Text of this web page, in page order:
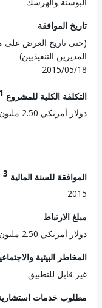
الموافقة
تاريخ العرض على مجلس
التنفيذيين)
2015/
الكلية للمشروع1
2.50 مليون
للسنة المالية3
2.50 مليون
البيئية والاجتماعية
للتطبيق
خدمات استشارية